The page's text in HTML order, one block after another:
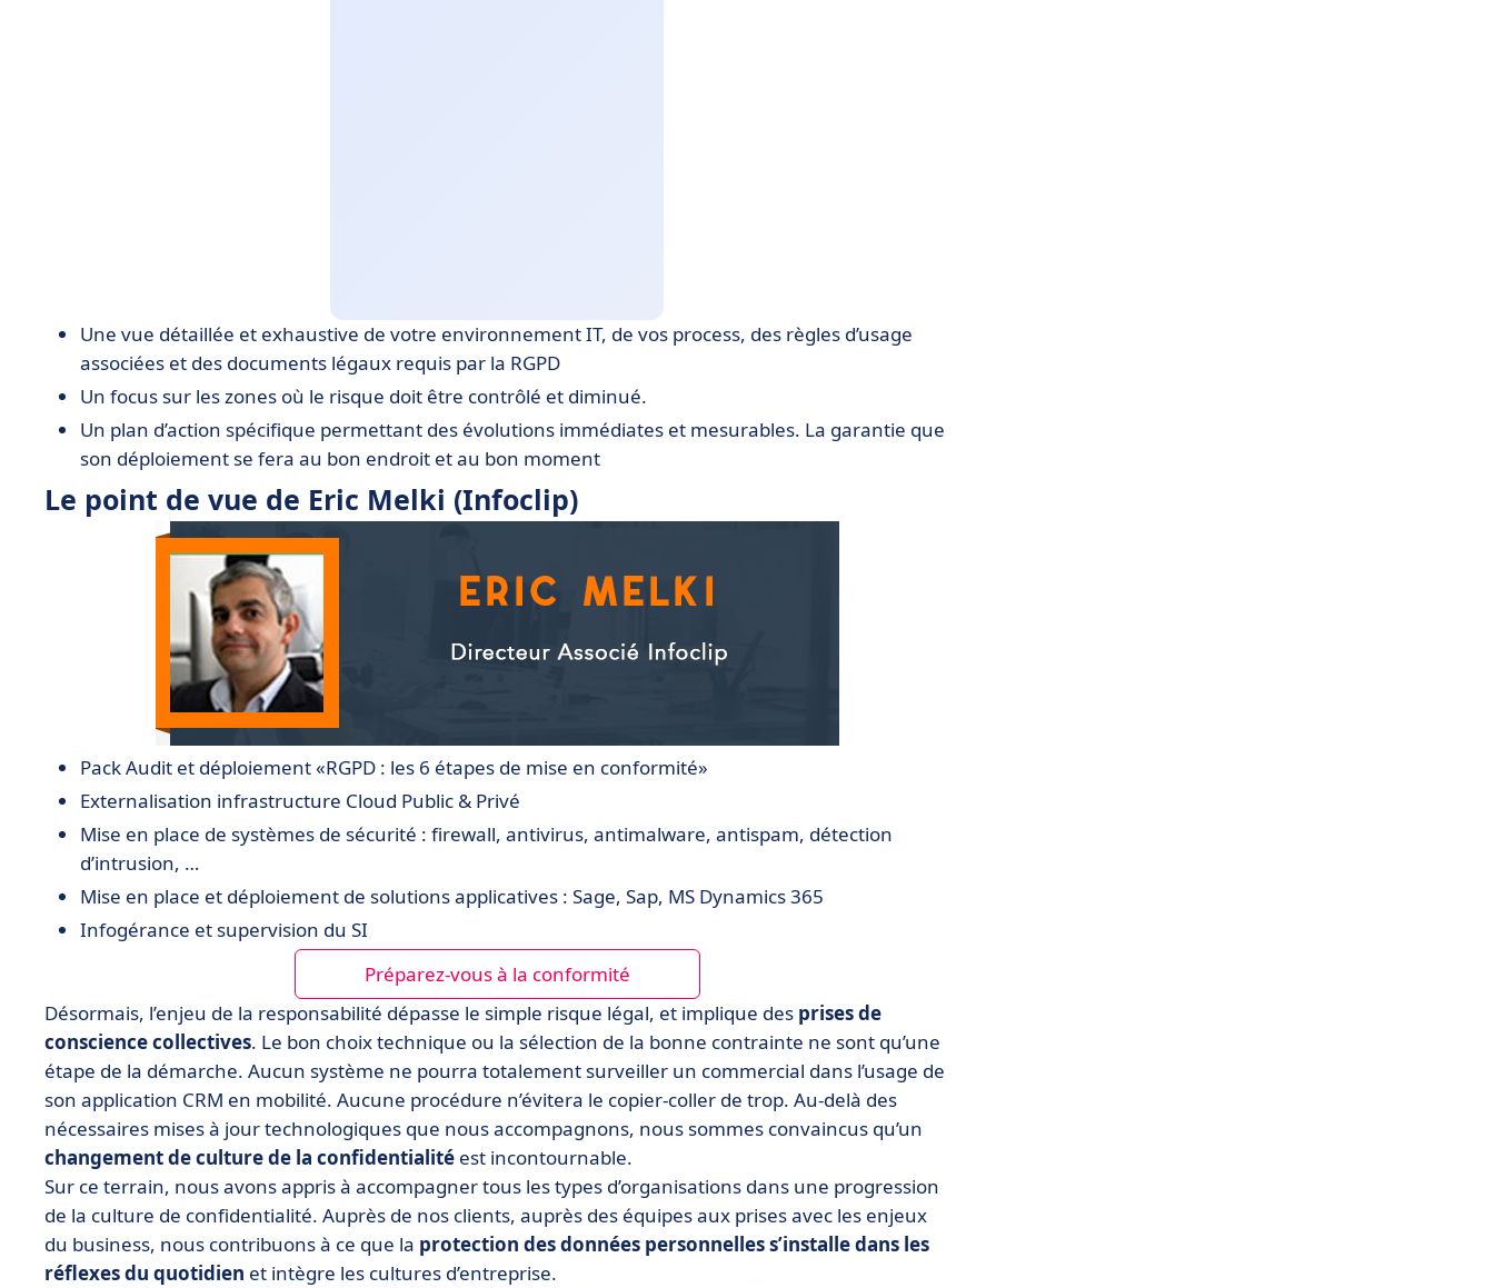
Une vue détaillée et exhaustive de votre environnement IT, de vos process, des règles d’usage
associées et des documents légaux requis par la RGPD
Un focus sur les zones où le risque doit être contrôlé et diminué.
Un plan d’action spécifique permettant des évolutions immédiates et mesurables. La garantie que
son déploiement se fera au bon endroit et au bon moment
Le point de vue de Eric Melki (Infoclip)
Pack Audit et déploiement «RGPD : les 6 étapes de mise en conformité»
Externalisation infrastructure Cloud Public & Privé
Mise en place de systèmes de sécurité : firewall, antivirus, antimalware, antispam, détection
d’intrusion, …
Mise en place et déploiement de solutions applicatives : Sage, Sap, MS Dynamics 365
Infogérance et supervision du SI
Préparez-vous à la conformité
Désormais, l’enjeu de la responsabilité dépasse le simple risque légal, et implique des prises de
conscience collectives. Le bon choix technique ou la sélection de la bonne contrainte ne sont qu’une
étape de la démarche. Aucun système ne pourra totalement surveiller un commercial dans l’usage de
son application CRM en mobilité. Aucune procédure n’évitera le copier-coller de trop. Au-delà des
nécessaires mises à jour technologiques que nous accompagnons, nous sommes convaincus qu’un
changement de culture de la confidentialité est incontournable.
Sur ce terrain, nous avons appris à accompagner tous les types d’organisations dans une progression
de la culture de confidentialité. Auprès de nos clients, auprès des équipes aux prises avec les enjeux
du business, nous contribuons à ce que la protection des données personnelles s’installe dans les
réflexes du quotidien et intègre les cultures d’entreprise.